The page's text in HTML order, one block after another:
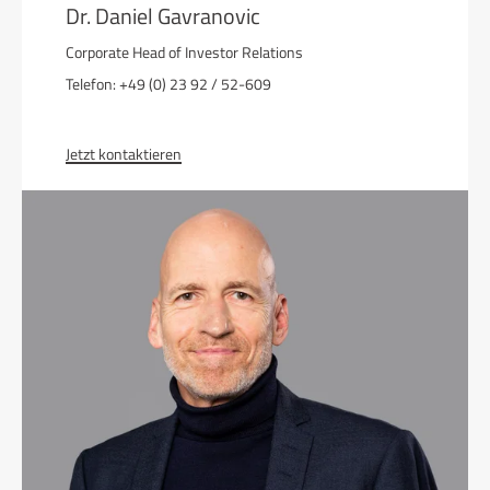
Dr. Daniel Gavranovic
Corporate Head of Investor Relations
Telefon: +49 (0) 23 92 / 52-609
Jetzt kontaktieren